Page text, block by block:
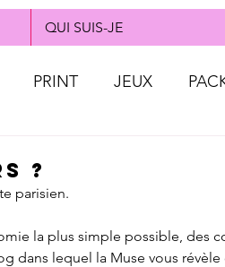
QUI SUIS-JE
PRINT JEUX
?
parisien.
la plus simple possible, des
dans lequel la Muse vous